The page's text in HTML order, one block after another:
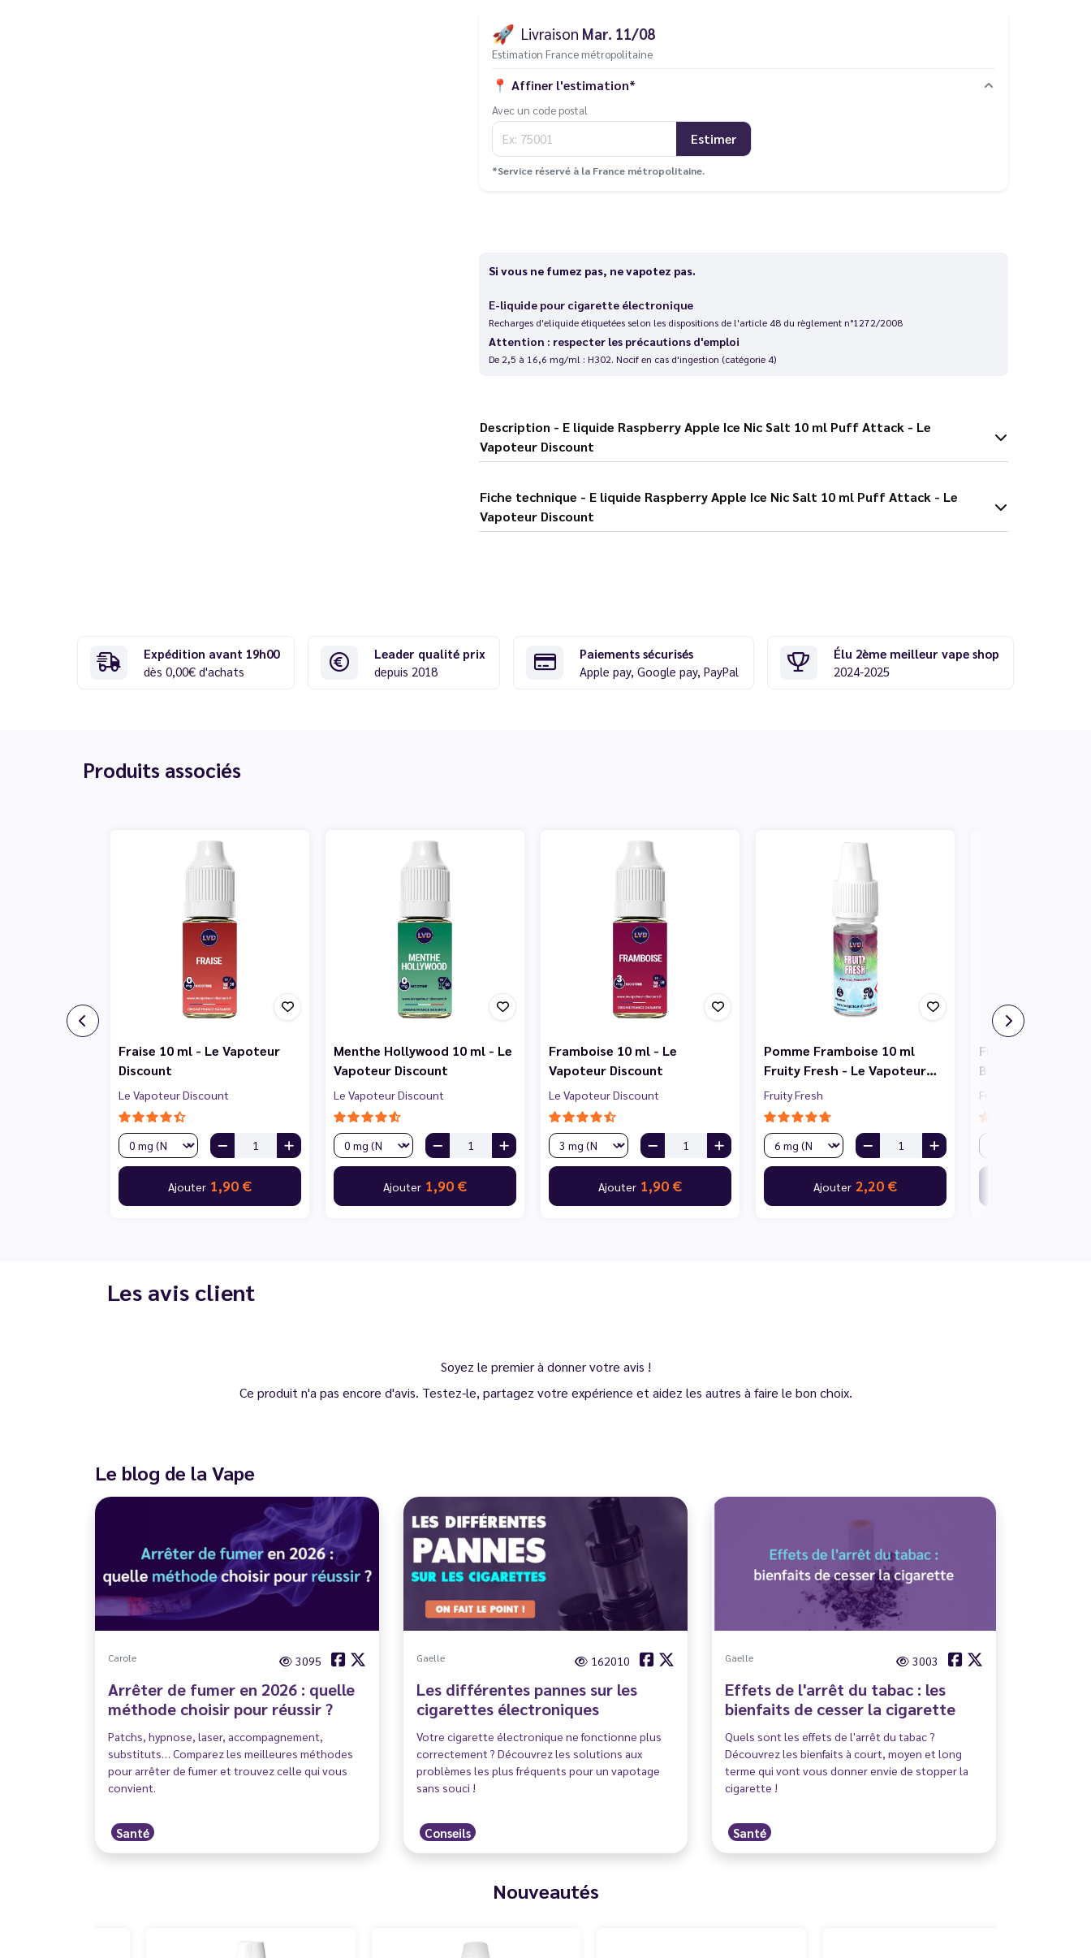
🚀 Livraison Mar. 11/08
Estimation France métropolitaine
📍 Affiner l'estimation*
Avec un code postal
Estimer
*Service réservé à la France métropolitaine.
Si vous ne fumez pas, ne vapotez pas.
E-liquide pour cigarette électronique
Recharges d'eliquide étiquetées selon les dispositions de l'article 48 du règlement n°1272/2008
Attention : respecter les précautions d'emploi
De 2,5 à 16,6 mg/ml : H302. Nocif en cas d'ingestion (catégorie 4)
Description - E liquide Raspberry Apple Ice Nic Salt 10 ml Puff Attack - Le
Vapoteur Discount
Fiche technique - E liquide Raspberry Apple Ice Nic Salt 10 ml Puff Attack - Le
Vapoteur Discount
Expédition avant 19h00
dès 0,00€ d'achats
Leader qualité prix
depuis 2018
Paiements sécurisés
Apple pay, Google pay, PayPal
Élu 2ème meilleur vape shop
2024-2025
Produits associés
Fraise 10 ml - Le Vapoteur
Discount
Le Vapoteur Discount
Ajouter 1,90 €
Menthe Hollywood 10 ml - Le
Vapoteur Discount
Le Vapoteur Discount
Ajouter 1,90 €
Framboise 10 ml - Le
Vapoteur Discount
Le Vapoteur Discount
Ajouter 1,90 €
Pomme Framboise 10 ml
Fruity Fresh - Le Vapoteur…
Fruity Fresh
Ajouter 2,20 €
Fruits Rouges
Blanc 10 ml
Fruity Fresh
Les avis client
Soyez le premier à donner votre avis !
Ce produit n'a pas encore d'avis. Testez-le, partagez votre expérience et aidez les autres à faire le bon choix.
Le blog de la Vape
Carole 3095
Arrêter de fumer en 2026 : quelle
méthode choisir pour réussir ?
Patchs, hypnose, laser, accompagnement,
substituts… Comparez les meilleures méthodes
pour arrêter de fumer et trouvez celle qui vous
convient.
Santé
Gaelle 162010
Les différentes pannes sur les
cigarettes électroniques
Votre cigarette électronique ne fonctionne plus
correctement ? Découvrez les solutions aux
problèmes les plus fréquents pour un vapotage
sans souci !
Conseils
Gaelle 3003
Effets de l'arrêt du tabac : les
bienfaits de cesser la cigarette
Quels sont les effets de l'arrêt du tabac ?
Découvrez les bienfaits à court, moyen et long
terme qui vont vous donner envie de stopper la
cigarette !
Santé
Nouveautés